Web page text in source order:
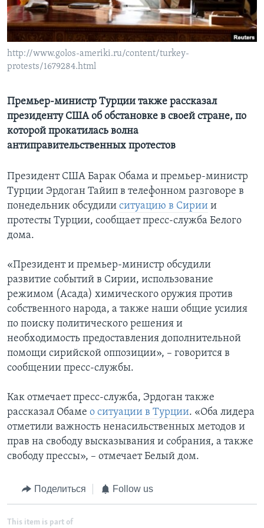
Learning English
СОЦИАЛЬНЫЕ СЕТИ
Языки
http://www.golos-ameriki.ru/content/turkey-
protests/1679284.html
Премьер-министр Турции также рассказал
президенту США об обстановке в своей стране, по
которой прокатилась волна
антиправительственных протестов
Президент США Барак Обама и премьер-министр
Турции Эрдоган Тайип в телефонном разговоре в
понедельник обсудили ситуацию в Сирии и
протесты Турции, сообщает пресс-служба Белого
дома.
«Президент и премьер-министр обсудили
развитие событий в Сирии, использование
режимом (Асада) химического оружия против
собственного народа, а также наши общие усилия
по поиску политического решения и
необходимость предоставления дополнительной
помощи сирийской оппозиции», – говорится в
сообщении пресс-службы.
Как отмечает пресс-служба, Эрдоган также
рассказал Обаме о ситуации в Турции. «Оба лидера
отметили важность ненасильственных методов и
прав на свободу высказывания и собрания, а также
свободу прессы», – отмечает Белый дом.
Поделиться Follow us
This item is part of